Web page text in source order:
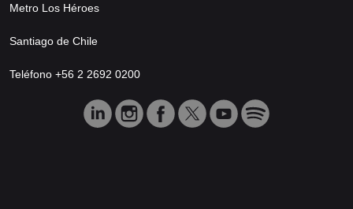
Metro Los Héroes
Santiago de Chile
Teléfono +56 2 2692 0200